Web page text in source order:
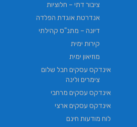
ציבור דתי – חלוציות
אנדרטת אוגדת הפלדה
דיונה – מתנ"ס קהילתי
קירות ימית
מוזיאון ימית
אינדקס עסקים חבל שלום
צימרים ולינה
אינדקס עסקים מרחבי
אינדקס עסקים ארצי
לוח מודעות חינם